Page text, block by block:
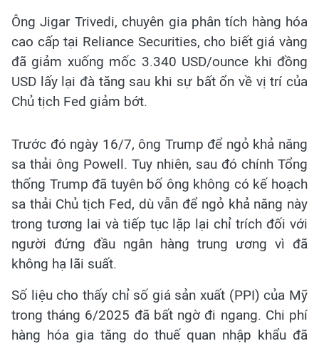
Ông Jigar Trivedi, chuyên gia phân tích hàng hóa
cao cấp tại Reliance Securities, cho biết giá vàng
đã giảm xuống mốc 3.340 USD/ounce khi đồng
USD lấy lại đà tăng sau khi sự bất ổn về vị trí của
Chủ tịch Fed giảm bớt.
Trước đó ngày 16/7, ông Trump để ngỏ khả năng
sa thải ông Powell. Tuy nhiên, sau đó chính Tổng
thống Trump đã tuyên bố ông không có kế hoạch
sa thải Chủ tịch Fed, dù vẫn để ngỏ khả năng này
trong tương lai và tiếp tục lặp lại chỉ trích đối với
người đứng đầu ngân hàng trung ương vì đã
không hạ lãi suất.
Số liệu cho thấy chỉ số giá sản xuất (PPI) của Mỹ
trong tháng 6/2025 đã bất ngờ đi ngang. Chi phí
hàng hóa gia tăng do thuế quan nhập khẩu đã